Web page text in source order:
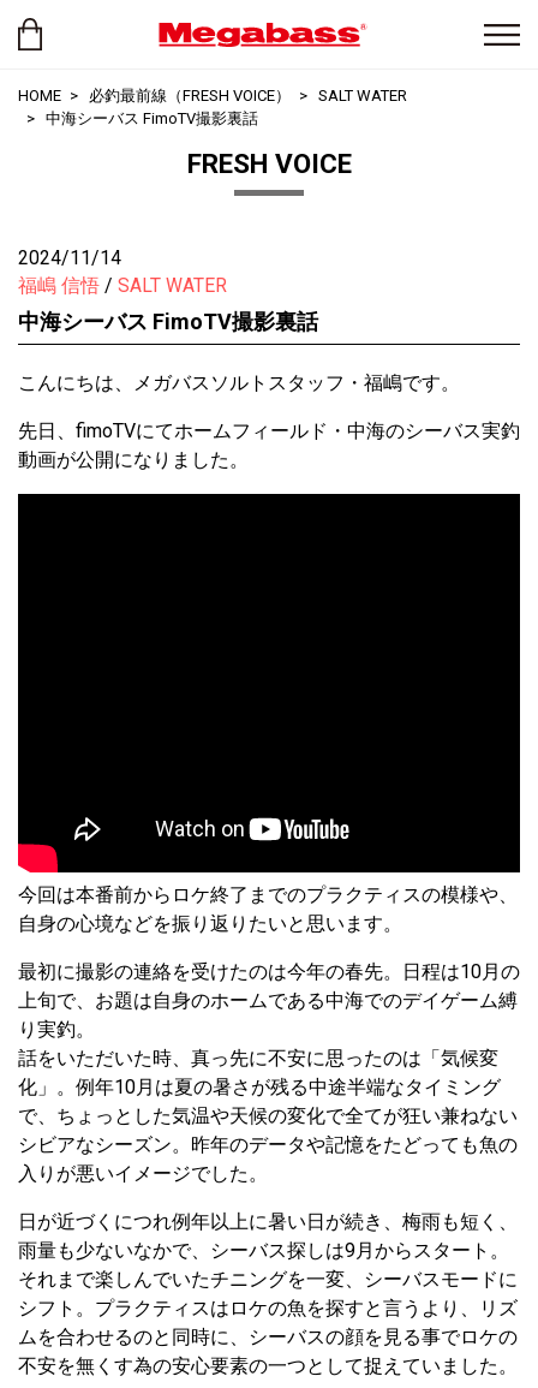
HOME 必釣最前線（FRESH VOICE）
SALT WATER
中海シーバス FimoTV撮影裏話
FRESH VOICE
2024/11/14
福嶋 信悟
SALT WATER
中海シーバス FimoTV撮影裏話
こんにちは、メガバスソルトスタッフ・福嶋です。
先日、fimoTVにてホームフィールド・中海のシーバス実釣
動画が公開になりました。
今回は本番前からロケ終了までのプラクティスの模様や、
自身の心境などを振り返りたいと思います。
最初に撮影の連絡を受けたのは今年の春先。日程は10月の
上旬で、お題は自身のホームである中海でのデイゲーム縛
り実釣。
話をいただいた時、真っ先に不安に思ったのは「気候変
化」。例年10月は夏の暑さが残る中途半端なタイミング
で、ちょっとした気温や天候の変化で全てが狂い兼ねない
シビアなシーズン。昨年のデータや記憶をたどっても魚の
入りが悪いイメージでした。
日が近づくにつれ例年以上に暑い日が続き、梅雨も短く、
雨量も少ないなかで、シーバス探しは9月からスタート。
それまで楽しんでいたチニングを一変、シーバスモードに
シフト。プラクティスはロケの魚を探すと言うより、リズ
ムを合わせるのと同時に、シーバスの顔を見る事でロケの
不安を無くす為の安心要素の一つとして捉えていました。